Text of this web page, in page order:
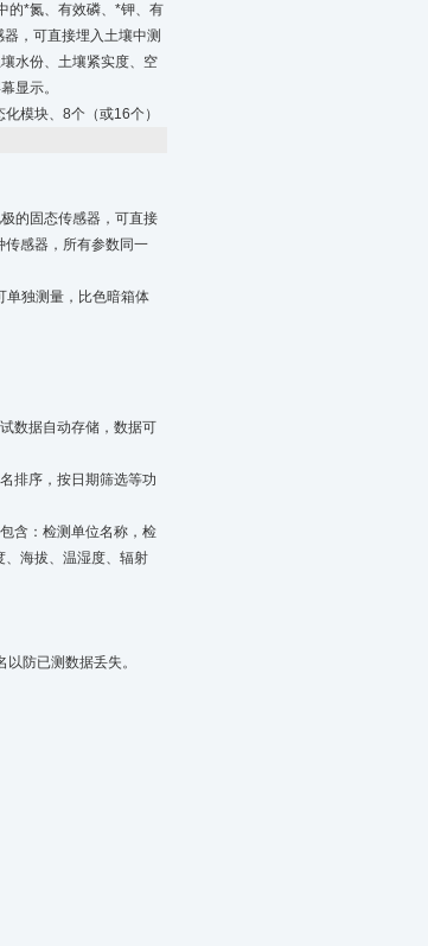
的*氮、有效磷、*钾、有
，可直接埋入土壤中测
水份、土壤紧实度、空
显示。
模块、8个（或16个）
的固态传感器，可直接
传感器，所有参数同一
单独测量，比色暗箱体
数据自动存储，数据可
排序，按日期筛选等功
含：检测单位名称，检
、海拔、温湿度、辐射
防已测数据丢失。